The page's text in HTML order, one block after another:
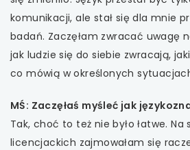
komunikacji, ale stał się dla mnie
badań. Zaczęłam zwracać uwagę
jak ludzie się do siebie zwracają,
co mówią w określonych
MŚ: Zaczęłaś myśleć jak
Tak, choć to też nie było łatwe. Na
licencjackich zajmowałam się